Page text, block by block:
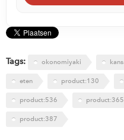
Tags: okonomiyaki
eten product:130
product:536 product:365
product:387